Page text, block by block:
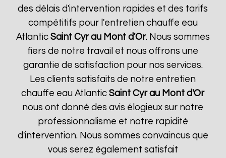
des délais d'intervention rapides et des tarifs
compétitifs pour l'entretien chauffe eau
Atlantic Saint Cyr au Mont d'Or. Nous sommes
fiers de notre travail et nous offrons une
garantie de satisfaction pour nos services.
Les clients satisfaits de notre entretien
chauffe eau AtlanticSaint Cyr au Mont d'Or
nous ont donné des avis élogieux sur notre
professionnalisme et notre rapidité
d'intervention. Nous sommes convaincus que
vous serez également satisfait